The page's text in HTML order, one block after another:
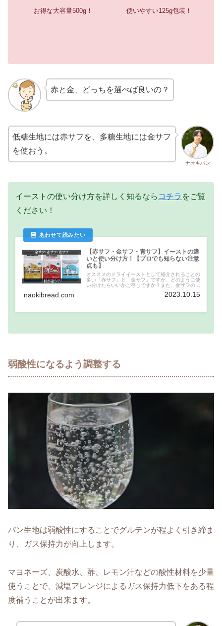
お得な大容量500g！ 使いやすい125g包装！
赤と金、どっちを選べば良いの？
ナオキパン
低糖生地には赤サフを、多糖生地には金サフ
を使おう。
イーストの使い分け方を詳しく知るなら コチラ をご覧
ください！
【赤サフ・金サフ・青サフ】イーストの違
いと使い分け方！【プロでも知らない注意
点も】
オススメのドライイーストとして紹介されることの
多い「赤サフ」と「金サフ」ですが、どのように使
い分けたらいいかご存じですか？また、金サフの
りません。この記事では赤サフと金サフの違いや使
naokibread.com 2023.10.15
弱酸性になるよう調整する
パン生地は弱酸性にすることでグルテンが程よく引き締ま
り、ガス保持力が向上します。
マヨネーズ、炭酸水、酢、レモン汁などの酸性材料を少量
使うことで、減塩アレンジによるガス保持力低下をある程
度補うことが出来ます。